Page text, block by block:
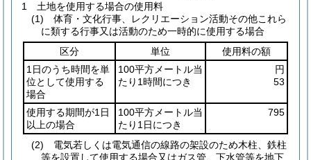
1 土地を使用する場合の使用料
(1) 体育・文化行事、レクリエーション活動その他これら
に類する行事又は活動のため一時的に使用する場合
区分
単位
使用料の額
1日のうち時間を単
位として使用する
場合
100平方メートル当
たり1時間につき
円
53
使用する期間が1日
以上の場合
100平方メートル当
たり1日につき
795
(2) 電気若しくは電気通信の線路の架設のため木柱、鉄柱
等を設置して使用する場合又はガス管、下水管等を地下